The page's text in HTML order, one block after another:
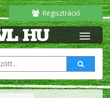
Regisztráció